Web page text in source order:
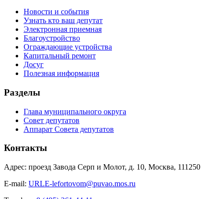
Новости и события
Узнать кто ваш депутат
Электронная приемная
Благоустройство
Ограждающие устройства
Капитальный ремонт
Досуг
Полезная информация
Разделы
Глава муниципального округа
Совет депутатов
Аппарат Совета депутатов
Контакты
Адрес: проезд Завода Серп и Молот, д. 10, Москва, 111250
E-mail: URLE-lefortovom@puvao.mos.ru